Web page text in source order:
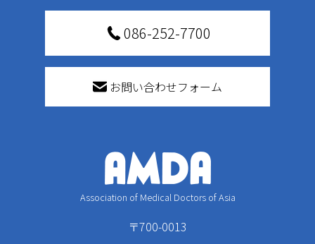
086-252-7700
お問い合わせフォーム
Association of Medical Doctors of Asia
〒700-0013